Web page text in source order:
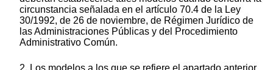
circunstancia señalada en el artículo 70.4 de la Ley
30/1992, de 26 de noviembre, de Régimen Jurídico de
las Administraciones Públicas y del Procedimiento
Administrativo Común.